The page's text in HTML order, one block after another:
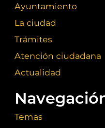
Ayuntamiento
La ciudad
Trámites
Atención ciudadana
Actualidad
Temas